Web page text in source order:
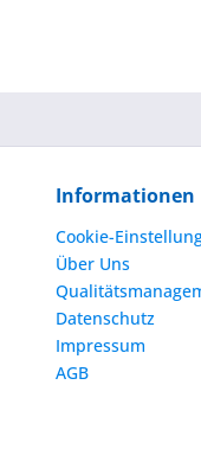
Informationen
Cookie-
Über Uns
Datenschutz
Impressum
AGB